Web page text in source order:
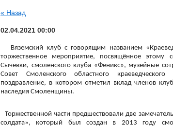
« Назад
02.04.2021 00:00
Вяземский клуб с говорящим названием
торжественное мероприятие, посвящённое
Сычёвки, смоленского клуба «Феникс», музейные
Совет Смоленского областного
поздравление, в котором отметил вклад членов
наследия Смоленщины.
Торжественной части предшествовали две
солдата», который был создан в 2013 году